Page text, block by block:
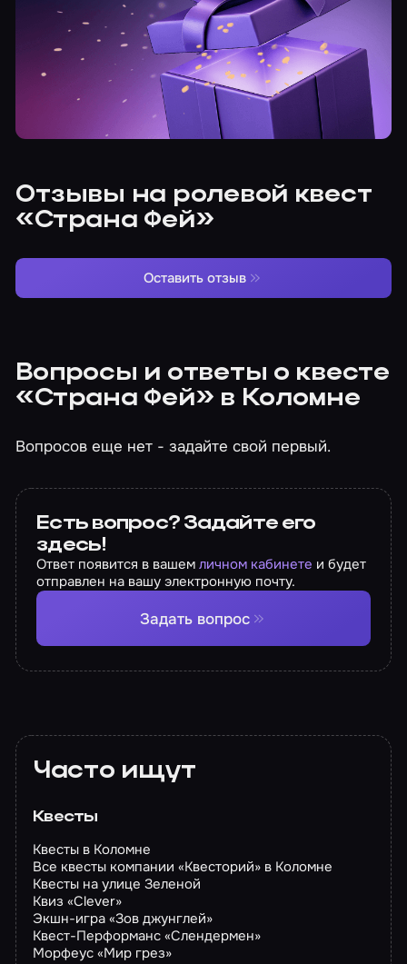
Отзывы на ролевой квест
«Страна Фей»
Оставить отзыв
Вопросы и ответы о квесте
«Страна Фей» в Коломне
Вопросов еще нет - задайте свой первый.
Есть вопрос? Задайте его
здесь!
Ответ появится в вашемличном кабинете и будет
отправлен на вашу электронную почту.
Задать вопрос
Часто ищут
Квесты
Квесты в Коломне
Все квесты компании «Квесторий» в Коломне
Квесты на улице Зеленой
Квиз «Clever»
Экшн-игра «Зов джунглей»
Квест-Перформанс «Слендермен»
Морфеус «Мир грез»